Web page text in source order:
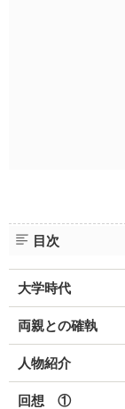
目次
大学時代
両親との確執
人物紹介
回想 ①